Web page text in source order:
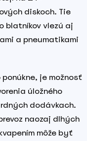
diskoch. Tie
blatníkov vlezú aj
a pneumatikami
je možnosť
úložného
dodávkach.
naozaj dlhých
môže byť